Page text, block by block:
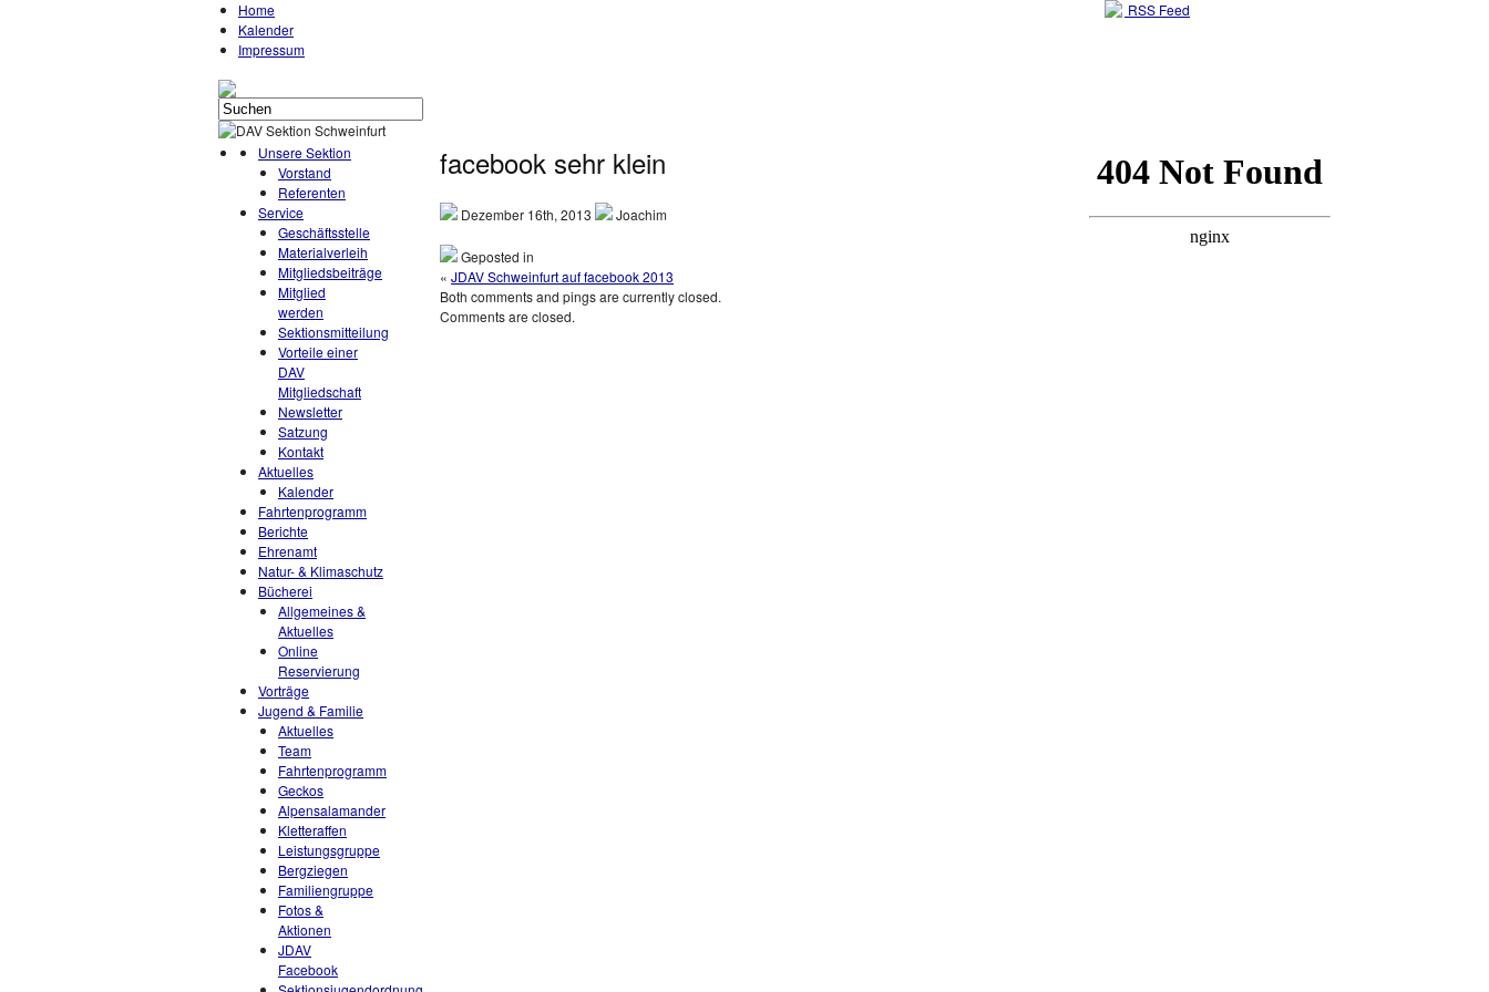
Home
Kalender
Impressum
RSS Feed
Unsere Sektion
Vorstand
Referenten
Service
Geschäftsstelle
Materialverleih
Mitgliedsbeiträge
Mitglied
werden
Sektionsmitteilung
Vorteile einer
DAV
Mitgliedschaft
Newsletter
Satzung
Kontakt
Aktuelles
Kalender
Fahrtenprogramm
Berichte
Ehrenamt
Natur- & Klimaschutz
Bücherei
Allgemeines &
Aktuelles
Online
Reservierung
Vorträge
Jugend & Familie
Aktuelles
Team
Fahrtenprogramm
Geckos
Alpensalamander
Kletteraffen
Leistungsgruppe
Bergziegen
Familiengruppe
Fotos &
Aktionen
JDAV
Facebook
facebook sehr klein
Dezember 16th, 2013 Joachim
Geposted in
« JDAV Schweinfurt auf facebook 2013
Both comments and pings are currently closed.
Comments are closed.